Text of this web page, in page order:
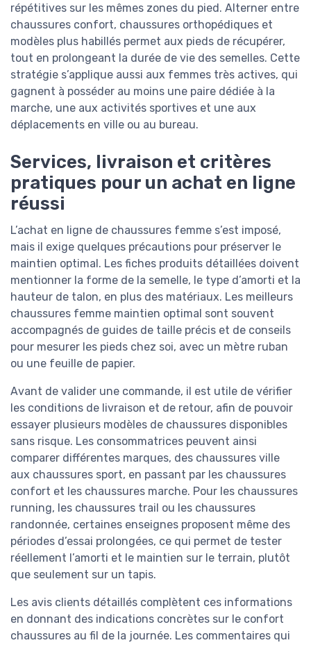
répétitives sur les mêmes zones du pied. Alterner entre
chaussures confort, chaussures orthopédiques et
modèles plus habillés permet aux pieds de récupérer,
tout en prolongeant la durée de vie des semelles. Cette
stratégie s’applique aussi aux femmes très actives, qui
gagnent à posséder au moins une paire dédiée à la
marche, une aux activités sportives et une aux
déplacements en ville ou au bureau.
Services, livraison et critères
pratiques pour un achat en ligne
réussi
L’achat en ligne de chaussures femme s’est imposé,
mais il exige quelques précautions pour préserver le
maintien optimal. Les fiches produits détaillées doivent
mentionner la forme de la semelle, le type d’amorti et la
hauteur de talon, en plus des matériaux. Les meilleurs
chaussures femme maintien optimal sont souvent
accompagnés de guides de taille précis et de conseils
pour mesurer les pieds chez soi, avec un mètre ruban
ou une feuille de papier.
Avant de valider une commande, il est utile de vérifier
les conditions de livraison et de retour, afin de pouvoir
essayer plusieurs modèles de chaussures disponibles
sans risque. Les consommatrices peuvent ainsi
comparer différentes marques, des chaussures ville
aux chaussures sport, en passant par les chaussures
confort et les chaussures marche. Pour les chaussures
running, les chaussures trail ou les chaussures
randonnée, certaines enseignes proposent même des
périodes d’essai prolongées, ce qui permet de tester
réellement l’amorti et le maintien sur le terrain, plutôt
que seulement sur un tapis.
Les avis clients détaillés complètent ces informations
en donnant des indications concrètes sur le confort
chaussures au fil de la journée. Les commentaires qui